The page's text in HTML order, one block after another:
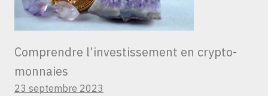
Comprendre l’investissement en crypto-
monnaies
23 septembre 2023